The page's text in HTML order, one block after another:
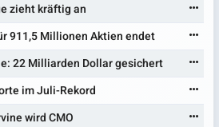
zieht kräftig an
911,5 Millionen Aktien endet
22 Milliarden Dollar gesichert
im Juli-Rekord
wird CMO